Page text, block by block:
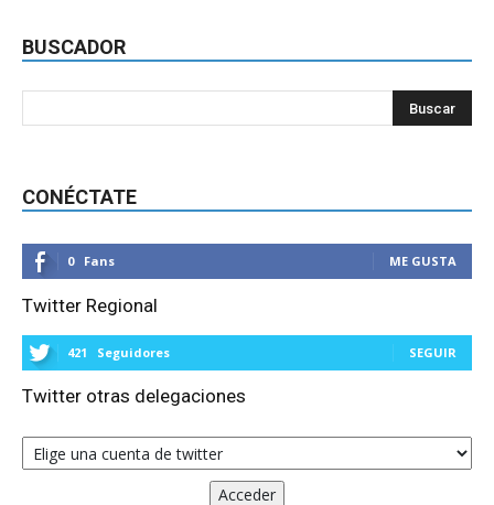
BUSCADOR
CONÉCTATE
0 Fans ME GUSTA
Twitter Regional
421 Seguidores SEGUIR
Twitter otras delegaciones